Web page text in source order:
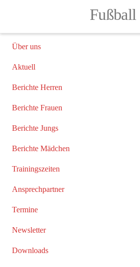
Fußball
Über uns
Aktuell
Berichte Herren
Berichte Frauen
Berichte Jungs
Berichte Mädchen
Trainingszeiten
Ansprechpartner
Termine
Newsletter
Downloads